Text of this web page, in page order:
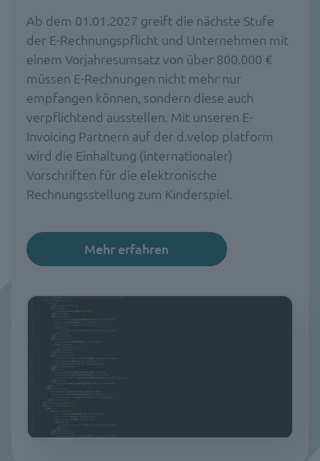
Ab dem 01.01.2027 greift die nächste Stufe
der E-Rechnungspflicht und Unternehmen mit
einem Vorjahresumsatz von über 800.000 €
müssen E-Rechnungen nicht mehr nur
empfangen können, sondern diese auch
verpflichtend ausstellen. Mit unseren E-
Invoicing Partnern auf der d.velop platform
wird die Einhaltung (internationaler)
Vorschriften für die elektronische
Rechnungsstellung zum Kinderspiel.
Mehr erfahren